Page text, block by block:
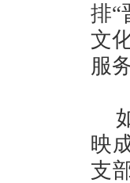
排“
文
服
映
支